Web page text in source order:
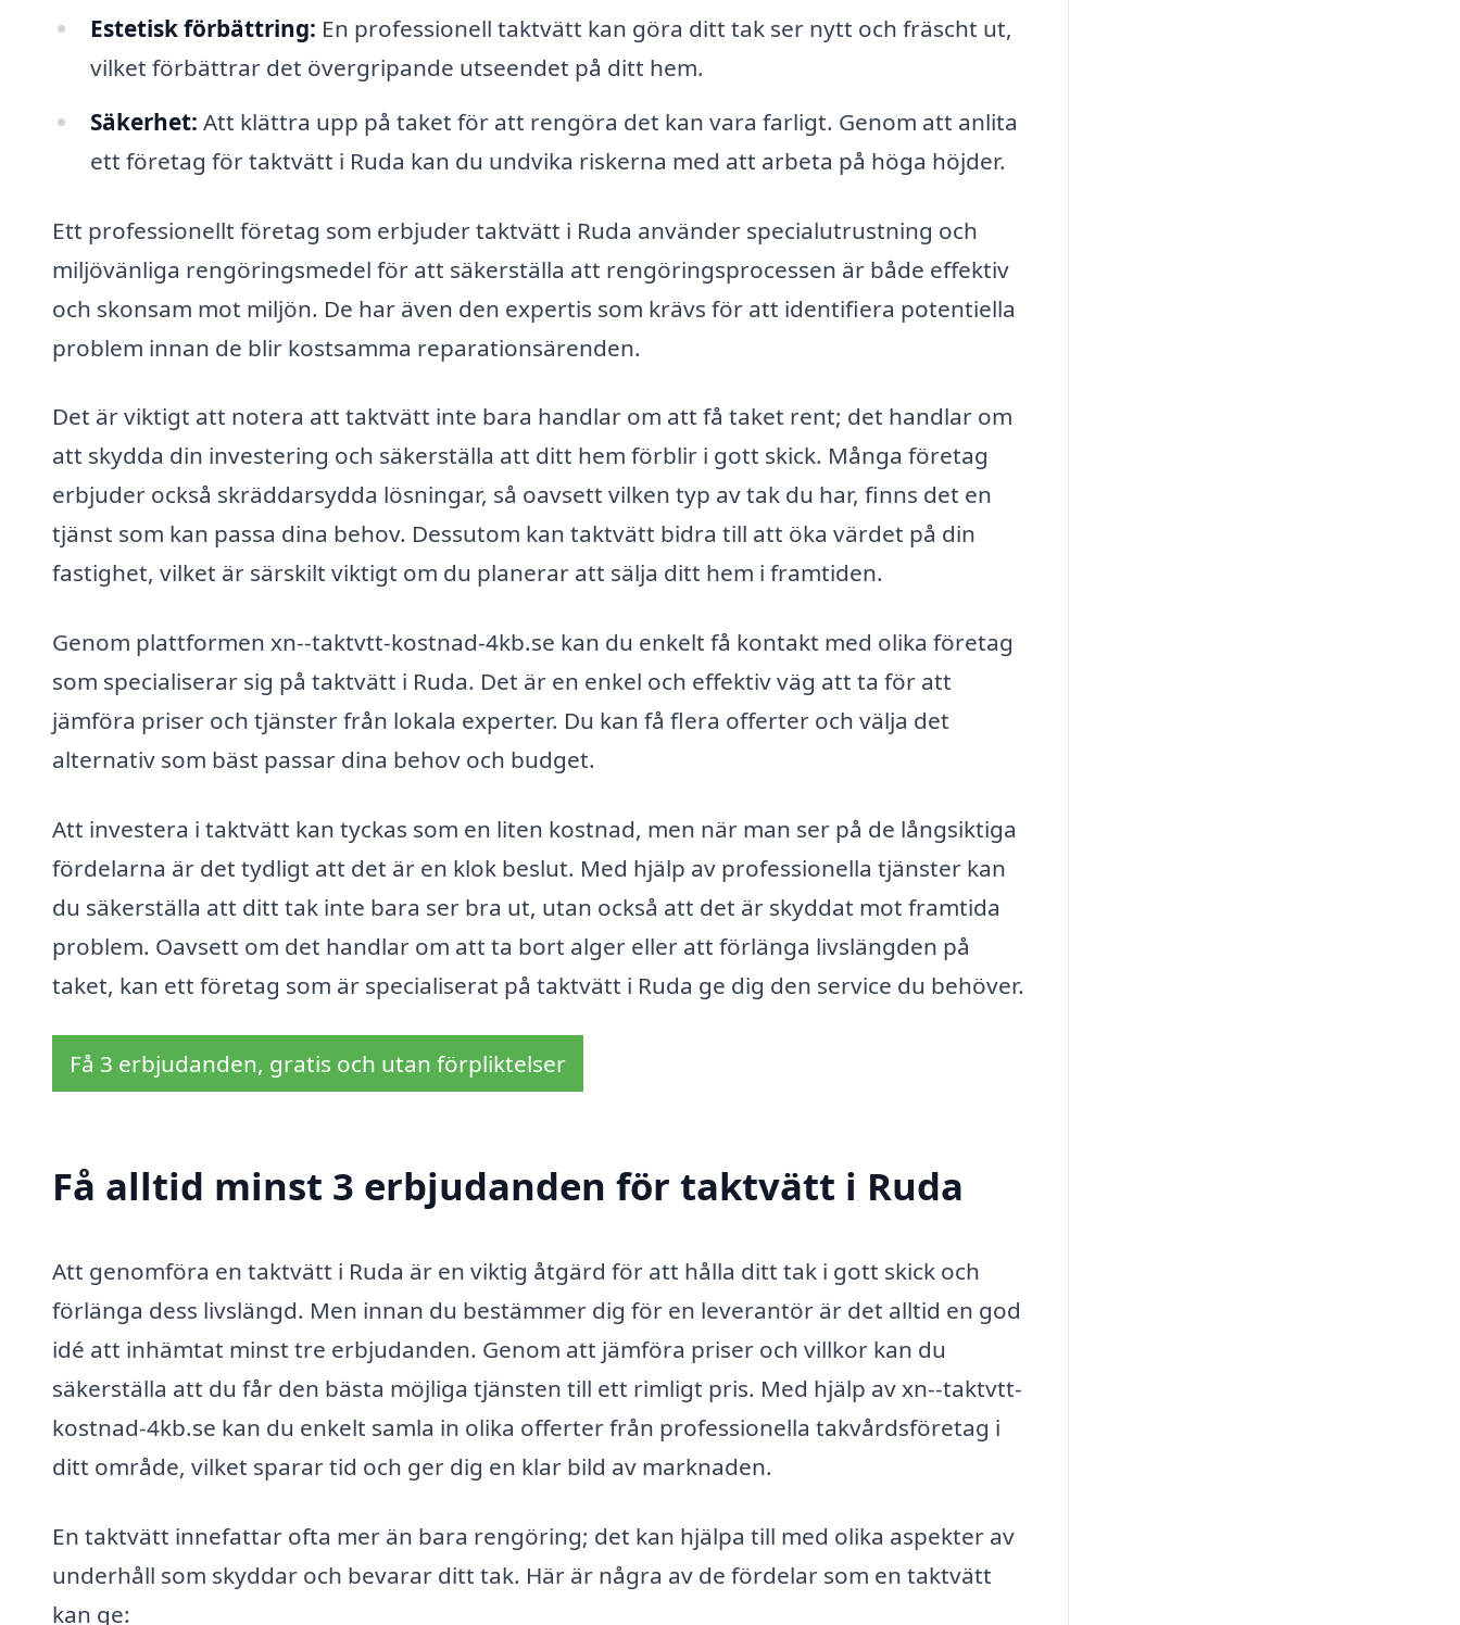
Estetisk förbättring: En professionell taktvätt kan göra ditt tak ser nytt och fräscht ut,
vilket förbättrar det övergripande utseendet på ditt hem.
Säkerhet: Att klättra upp på taket för att rengöra det kan vara farligt. Genom att anlita
ett företag för taktvätt i Ruda kan du undvika riskerna med att arbeta på höga höjder.
Ett professionellt företag som erbjuder taktvätt i Ruda använder specialutrustning och
miljövänliga rengöringsmedel för att säkerställa att rengöringsprocessen är både effektiv
och skonsam mot miljön. De har även den expertis som krävs för att identifiera potentiella
problem innan de blir kostsamma reparationsärenden.
Det är viktigt att notera att taktvätt inte bara handlar om att få taket rent; det handlar om
att skydda din investering och säkerställa att ditt hem förblir i gott skick. Många företag
erbjuder också skräddarsydda lösningar, så oavsett vilken typ av tak du har, finns det en
tjänst som kan passa dina behov. Dessutom kan taktvätt bidra till att öka värdet på din
fastighet, vilket är särskilt viktigt om du planerar att sälja ditt hem i framtiden.
Genom plattformen xn--taktvtt-kostnad-4kb.se kan du enkelt få kontakt med olika företag
som specialiserar sig på taktvätt i Ruda. Det är en enkel och effektiv väg att ta för att
jämföra priser och tjänster från lokala experter. Du kan få flera offerter och välja det
alternativ som bäst passar dina behov och budget.
Att investera i taktvätt kan tyckas som en liten kostnad, men när man ser på de långsiktiga
fördelarna är det tydligt att det är en klok beslut. Med hjälp av professionella tjänster kan
du säkerställa att ditt tak inte bara ser bra ut, utan också att det är skyddat mot framtida
problem. Oavsett om det handlar om att ta bort alger eller att förlänga livslängden på
taket, kan ett företag som är specialiserat på taktvätt i Ruda ge dig den service du behöver.
Få 3 erbjudanden, gratis och utan förpliktelser
Få alltid minst 3 erbjudanden för taktvätt i Ruda
Att genomföra en taktvätt i Ruda är en viktig åtgärd för att hålla ditt tak i gott skick och
förlänga dess livslängd. Men innan du bestämmer dig för en leverantör är det alltid en god
idé att inhämtat minst tre erbjudanden. Genom att jämföra priser och villkor kan du
säkerställa att du får den bästa möjliga tjänsten till ett rimligt pris. Med hjälp av xn--taktvtt-
kostnad-4kb.se kan du enkelt samla in olika offerter från professionella takvårdsföretag i
ditt område, vilket sparar tid och ger dig en klar bild av marknaden.
En taktvätt innefattar ofta mer än bara rengöring; det kan hjälpa till med olika aspekter av
underhåll som skyddar och bevarar ditt tak. Här är några av de fördelar som en taktvätt
kan ge: